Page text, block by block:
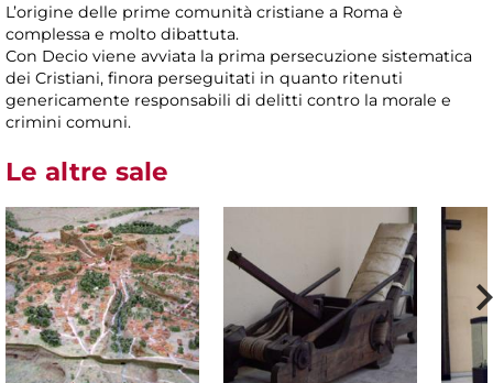
L’origine delle prime comunità cristiane a Roma è
complessa e molto dibattuta.
Con Decio viene avviata la prima persecuzione sistematica
dei Cristiani, finora perseguitati in quanto ritenuti
genericamente responsabili di delitti contro la morale e
crimini comuni.
Le altre sale